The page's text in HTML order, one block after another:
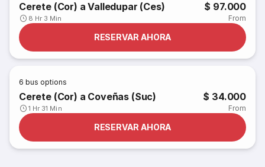
Cerete (Cor) a Valledupar (Ces)
8 Hr 3 Min
$ 97.000
From
RESERVAR AHORA
6 bus options
Cerete (Cor) a Coveñas (Suc)
1 Hr 31 Min
$ 34.000
From
RESERVAR AHORA